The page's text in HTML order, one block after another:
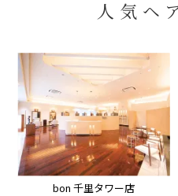
人気ヘ
bon 千里タワー店